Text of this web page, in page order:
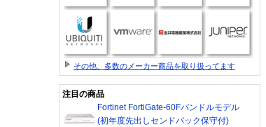
その他、多数のメーカー商品を取り扱ってます
注目の商品
Fortinet FortiGate-60Fバンドルモデル
(初年度先出しセンドバック保守付)